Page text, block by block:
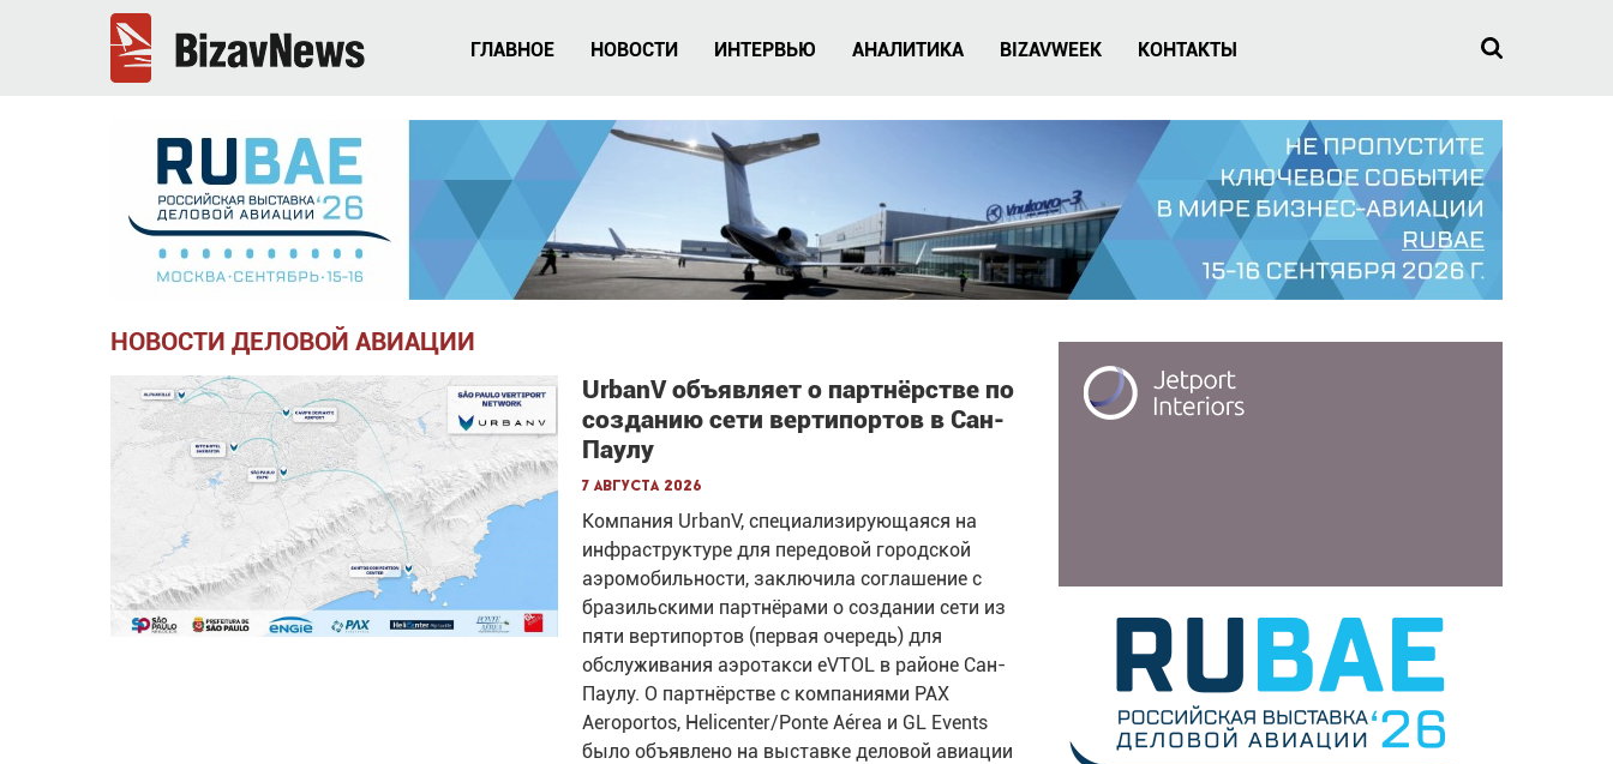
ГЛАВНОЕ НОВОСТИ ИНТЕРВЬЮ АНАЛИТИКА BIZAVWEEK КОНТАКТЫ
НОВОСТИ ДЕЛОВОЙ АВИАЦИИ
UrbanV объявляет о партнёрстве по
созданию сети вертипортов в Сан-
Паулу
7 августа 2026
Компания UrbanV, специализирующаяся на
инфраструктуре для передовой городской
аэромобильности, заключила соглашение с
бразильскими партнёрами о создании сети из
пяти вертипортов (первая очередь) для
обслуживания аэротакси eVTOL в районе Сан-
Паулу. О партнёрстве с компаниями PAX
Aeroportos, Helicenter/Ponte Aérea и GL Events
было объявлено на выставке деловой авиации